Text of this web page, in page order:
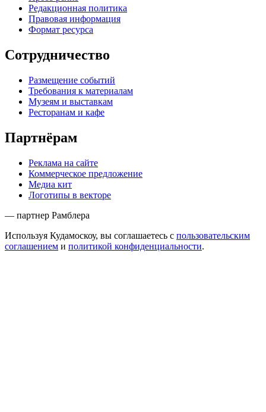
Редакционная политика
Правовая информация
Формат ресурса
Сотрудничество
Размещение событий
Требования к материалам
Музеям и выставкам
Ресторанам и кафе
Партнёрам
Реклама на сайте
Коммерческое предложение
Медиа кит
Логотипы в векторе
— партнер Рамблера
Используя Кудамоскоу, вы соглашаетесь с пользовательским
соглашением и политикой конфиденциальности.